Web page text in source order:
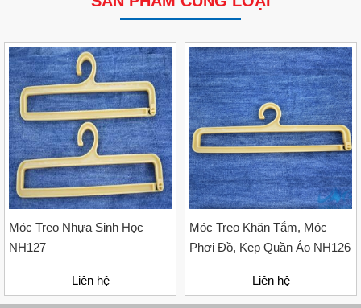
VP Fas Loop (PP) – Dây Treo Nhãn, Ti Bắn, Đạn Vòng
Treo Nhãn Mác
Liên hệ
Móc Treo Nhựa Sinh Học
NH127
Liên hệ
Móc Treo Khăn Tắm, Móc
Phơi Đồ, Kẹp Quần Áo NH126
Liên hệ